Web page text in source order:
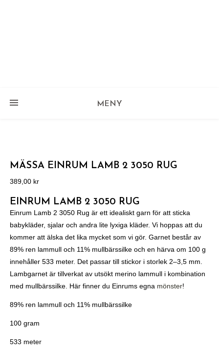
MENY
MÄSSA EINRUM LAMB 2 3050 RUG
389,00 kr
EINRUM LAMB 2 3050 RUG
Einrum Lamb 2 3050 Rug är ett idealiskt garn för att sticka
babykläder, sjalar och andra lite lyxiga kläder. Vi hoppas att du
kommer att älska det lika mycket som vi gör. Garnet består av
89% ren lammull och 11% mullbärssilke och en härva om 100 g
innehåller 533 meter. Det passar till stickor i storlek 2–3,5 mm.
Lambgarnet är tillverkat av utsökt merino lammull i kombination
med mullbärssilke. Här finner du Einrums egna mönster!
89% ren lammull och 11% mullbärssilke
100 gram
533 meter